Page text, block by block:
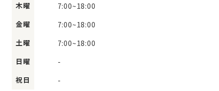
木曜
7:00~18:00
金曜
7:00~18:00
土曜
7:00~18:00
日曜
-
祝日
-